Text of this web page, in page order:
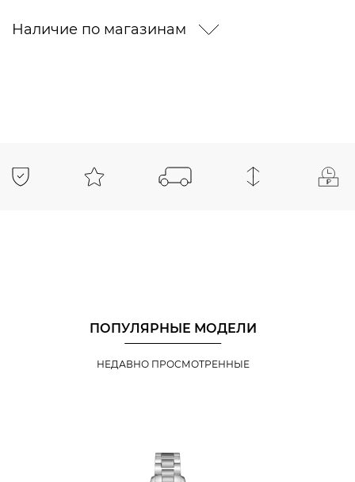
Наличие по магазинам
ПОПУЛЯРНЫЕ МОДЕЛИ
НЕДАВНО ПРОСМОТРЕННЫЕ